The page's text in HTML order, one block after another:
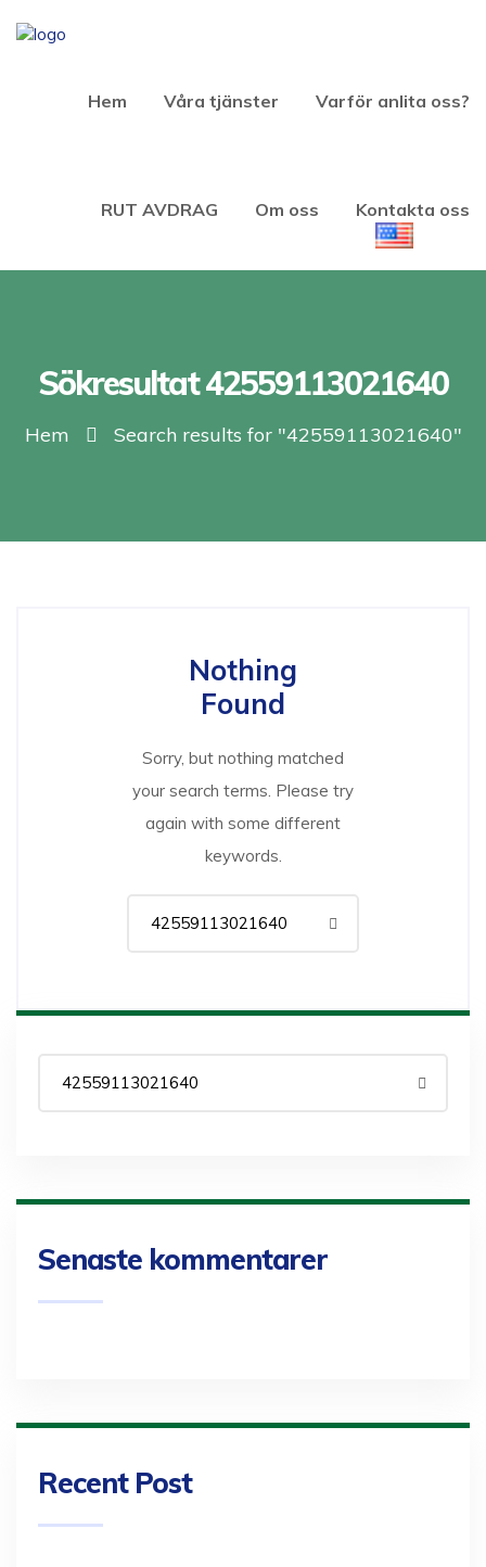
Hem Våra tjänster Varför anlita oss?
RUT AVDRAG Om oss Kontakta oss
Sökresultat 42559113021640
Hem Search results for "42559113021640"
Nothing
Found
Sorry, but nothing matched
your search terms. Please try
again with some different
keywords.
Senaste kommentarer
Recent Post